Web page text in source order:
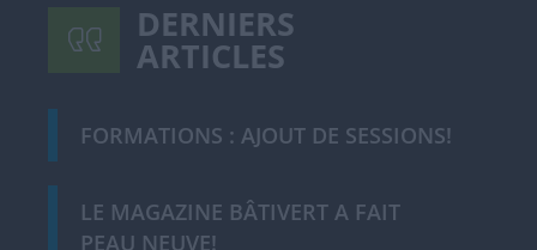
DERNIERS
ARTICLES
FORMATIONS : AJOUT DE SESSIONS!
LE MAGAZINE BÂTIVERT A FAIT
PEAU NEUVE!